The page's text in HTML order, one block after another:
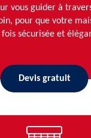
vous guider à
pour que votre
sécurisée et
Devis gratuit